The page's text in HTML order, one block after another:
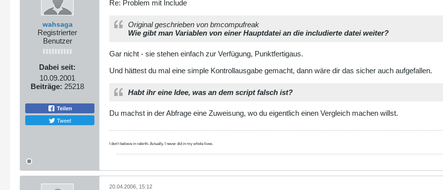
wahsaga
Registrierter
Benutzer
Dabei seit:
10.09.2001
Beiträge: 25218
Teilen
Tweet
Re: Problem mit Include
Original geschrieben von bmcompufreak
Wie gibt man Variablen von einer Hauptdatei an die includierte datei weiter?
Gar nicht - sie stehen einfach zur Verfügung, Punktfertigaus.
Und hättest du mal eine simple Kontrollausgabe gemacht, dann wäre dir das sicher auch aufgefallen.
Habt ihr eine Idee, was an dem script falsch ist?
Du machst in der Abfrage eine Zuweisung, wo du eigentlich einen Vergleich machen willst.
I don't believe in rebirth. Actually, I never did in my whole lives.
20.04.2006, 15:12